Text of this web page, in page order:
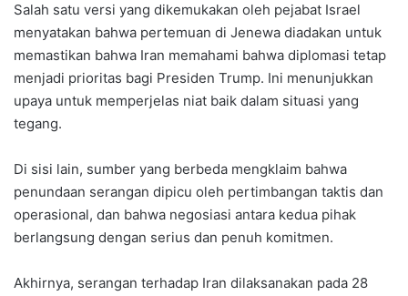
Salah satu versi yang dikemukakan oleh pejabat Israel
menyatakan bahwa pertemuan di Jenewa diadakan untuk
memastikan bahwa Iran memahami bahwa diplomasi tetap
menjadi prioritas bagi Presiden Trump. Ini menunjukkan
upaya untuk memperjelas niat baik dalam situasi yang
tegang.
Di sisi lain, sumber yang berbeda mengklaim bahwa
penundaan serangan dipicu oleh pertimbangan taktis dan
operasional, dan bahwa negosiasi antara kedua pihak
berlangsung dengan serius dan penuh komitmen.
Akhirnya, serangan terhadap Iran dilaksanakan pada 28